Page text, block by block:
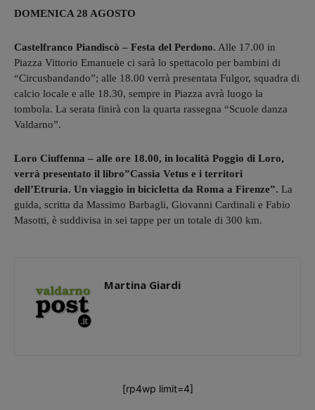
DOMENICA 28 AGOSTO
Castelfranco Piandiscò – Festa del Perdono. Alle 17.00 in
Piazza Vittorio Emanuele ci sarà lo spettacolo per bambini di
“Circusbandando”; alle 18.00 verrà presentata Fulgor, squadra di
calcio locale e alle 18.30, sempre in Piazza avrà luogo la
tombola. La serata finirà con la quarta rassegna “Scuole danza
Valdarno”.
Loro Ciuffenna – alle ore 18.00, in località Poggio di Loro,
verrà presentato il libro”Cassia Vetus e i territori
dell’Etruria. Un viaggio in bicicletta da Roma a Firenze”. La
guida, scritta da Massimo Barbagli, Giovanni Cardinali e Fabio
Masotti, è suddivisa in sei tappe per un totale di 300 km.
Martina Giardi
[rp4wp limit=4]